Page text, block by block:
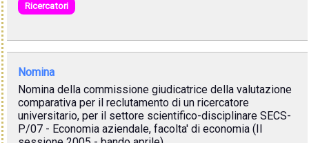
Ricercatori
Nomina
Nomina della commissione giudicatrice della valutazione
comparativa per il reclutamento di un ricercatore
universitario, per il settore scientifico-disciplinare SECS-
P/07 - Economia aziendale, facolta' di economia (II